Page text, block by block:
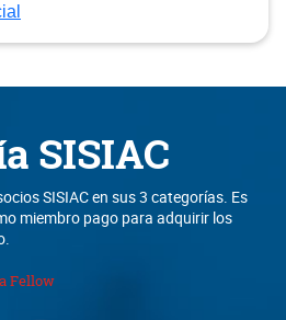
SISIAC
SISIAC en sus 3 categorías. Es
miembro pago para adquirir los
Fellow